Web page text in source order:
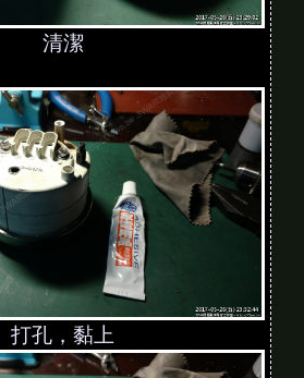
清潔
打孔，黏上